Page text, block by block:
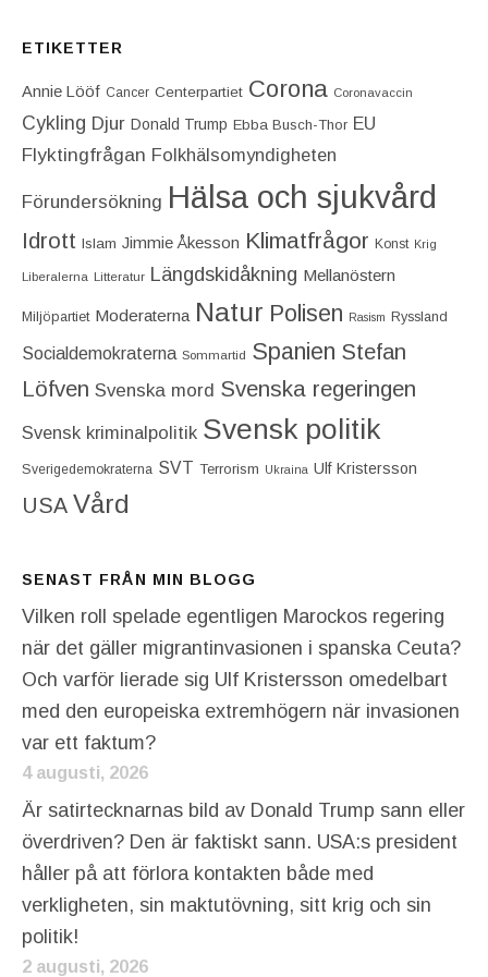
ETIKETTER
Annie Lööf Cancer Centerpartiet‎ Corona Coronavaccin
Cykling Djur Donald Trump Ebba Busch-Thor EU
Flyktingfrågan Folkhälsomyndigheten
Förundersökning Hälsa och sjukvård
Idrott Islam Jimmie Åkesson Klimatfrågor Konst Krig
Liberalerna Litteratur Längdskidåkning Mellanöstern
Miljöpartiet Moderaterna Natur Polisen Rasism Ryssland
Socialdemokraterna Sommartid Spanien Stefan
Löfven Svenska mord Svenska regeringen
Svensk kriminalpolitik Svensk politik
Sverigedemokraterna SVT Terrorism Ukraina Ulf Kristersson
USA Vård
SENAST FRÅN MIN BLOGG
Vilken roll spelade egentligen Marockos regering
när det gäller migrantinvasionen i spanska Ceuta?
Och varför lierade sig Ulf Kristersson omedelbart
med den europeiska extremhögern när invasionen
var ett faktum?
4 augusti, 2026
Är satirtecknarnas bild av Donald Trump sann eller
överdriven? Den är faktiskt sann. USA:s president
håller på att förlora kontakten både med
verkligheten, sin maktutövning, sitt krig och sin
politik!
2 augusti, 2026